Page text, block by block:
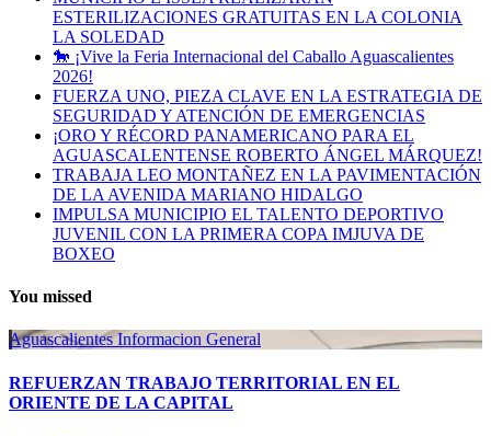
ESTERILIZACIONES GRATUITAS EN LA COLONIA
LA SOLEDAD
🐎 ¡Vive la Feria Internacional del Caballo Aguascalientes
2026!
FUERZA UNO, PIEZA CLAVE EN LA ESTRATEGIA DE
SEGURIDAD Y ATENCIÓN DE EMERGENCIAS
¡ORO Y RÉCORD PANAMERICANO PARA EL
AGUASCALENTENSE ROBERTO ÁNGEL MÁRQUEZ!
TRABAJA LEO MONTAÑEZ EN LA PAVIMENTACIÓN
DE LA AVENIDA MARIANO HIDALGO
IMPULSA MUNICIPIO EL TALENTO DEPORTIVO
JUVENIL CON LA PRIMERA COPA IMJUVA DE
BOXEO
You missed
AguascalientesInformacion General
REFUERZAN TRABAJO TERRITORIAL EN EL
ORIENTE DE LA CAPITAL